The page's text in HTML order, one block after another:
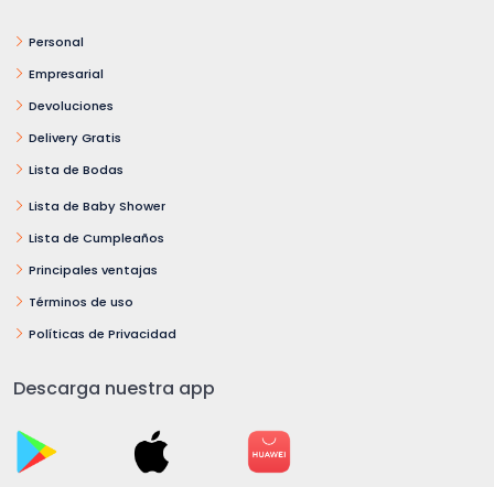
Personal
Empresarial
Devoluciones
Delivery Gratis
Lista de Bodas
Lista de Baby Shower
Lista de Cumpleaños
Principales ventajas
Términos de uso
Políticas de Privacidad
Descarga nuestra app